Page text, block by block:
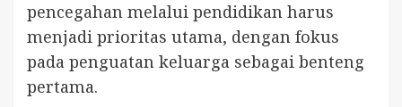
pencegahan melalui pendidikan harus
menjadi prioritas utama, dengan fokus
pada penguatan keluarga sebagai benteng
pertama.